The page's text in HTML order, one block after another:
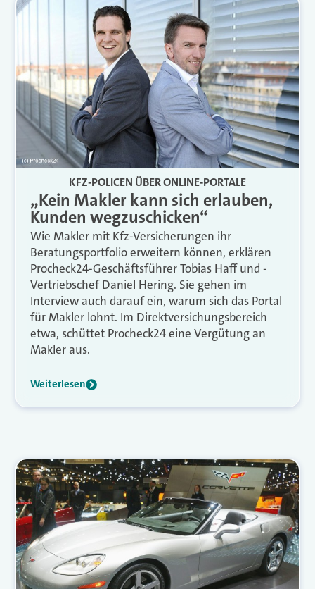
KFZ-POLICEN ÜBER ONLINE-PORTALE
„Kein Makler kann sich erlauben,
Kunden wegzuschicken“
Wie Makler mit Kfz-Versicherungen ihr
Beratungsportfolio erweitern können, erklären
Procheck24-Geschäftsführer Tobias Haff und -
Vertriebschef Daniel Hering. Sie gehen im
Interview auch darauf ein, warum sich das Portal
für Makler lohnt. Im Direktversichungsbereich
etwa, schüttet Procheck24 eine Vergütung an
Makler aus.
Weiterlesen